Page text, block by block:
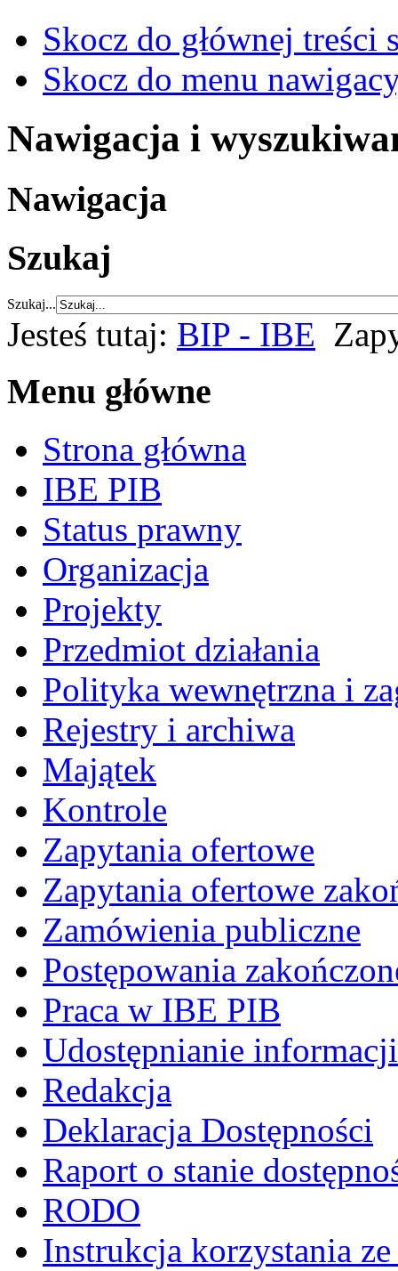
Skocz do głównej treści
Skocz do menu
Nawigacja i
Nawigacja
Szukaj
Szukaj...
Jesteś tutaj: BIP - IBE
Menu główne
Strona główna
IBE PIB
Status prawny
Organizacja
Projekty
Przedmiot działania
Polityka wewnętrzna i
Rejestry i archiwa
Majątek
Kontrole
Zapytania ofertowe
Zapytania ofertowe
Zamówienia publiczne
Postępowania
Praca w IBE PIB
Udostępnianie informacji
Redakcja
Deklaracja Dostępności
Raport o stanie
RODO
Instrukcja korzystania